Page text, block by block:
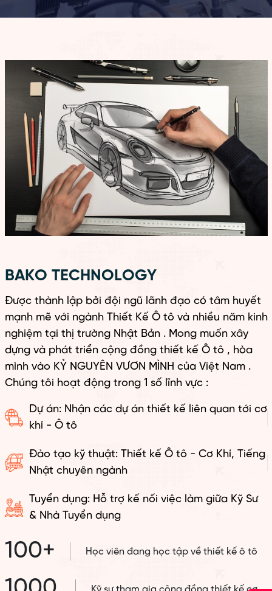
BAKO TECHNOLOGY
Được thành lập bởi đội ngũ lãnh đạo có tâm huyết
mạnh mẽ với ngành Thiết Kế Ô tô và nhiều năm kinh
nghiệm tại thị trường Nhật Bản . Mong muốn xây
dựng và phát triển cộng đồng thiết kế Ô tô , hòa
mình vào KỶ NGUYÊN VƯƠN MÌNH của Việt Nam .
Chúng tôi hoạt động trong 1 số lĩnh vực :
Dự án: Nhận các dự án thiết kế liên quan tới cơ
khí - Ô tô
Đào tạo kỹ thuật: Thiết kế Ô tô - Cơ Khí, Tiếng
Nhật chuyên ngành
Tuyển dụng: Hỗ trợ kế nối việc làm giữa Kỹ Sư
& Nhà Tuyển dụng
100+ Học viên đang học tập về thiết kế ô tô